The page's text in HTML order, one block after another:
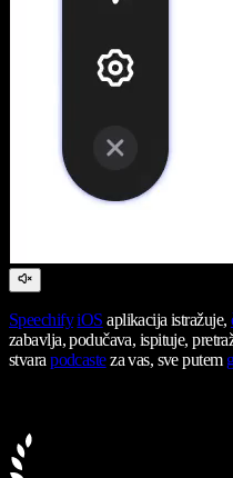
Speechify iOS aplikacija istražuje,
zabavlja, podučava, ispituje,
stvarapodcasteza vas, sve putem